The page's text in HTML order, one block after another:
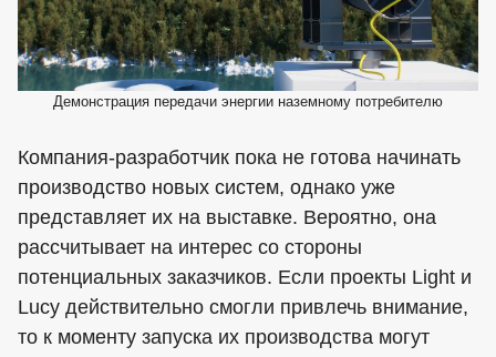
Демонстрация передачи энергии наземному потребителю
Компания-разработчик пока не готова начинать
производство новых систем, однако уже
представляет их на выставке. Вероятно, она
рассчитывает на интерес со стороны
потенциальных заказчиков. Если проекты Light и
Lucy действительно смогли привлечь внимание,
то к моменту запуска их производства могут